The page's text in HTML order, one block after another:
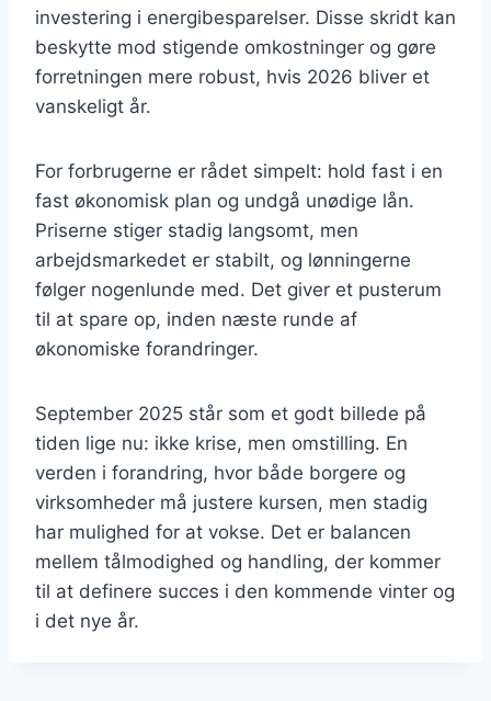
investering i energibesparelser. Disse skridt kan
beskytte mod stigende omkostninger og gøre
forretningen mere robust, hvis 2026 bliver et
vanskeligt år.
For forbrugerne er rådet simpelt: hold fast i en
fast økonomisk plan og undgå unødige lån.
Priserne stiger stadig langsomt, men
arbejdsmarkedet er stabilt, og lønningerne
følger nogenlunde med. Det giver et pusterum
til at spare op, inden næste runde af
økonomiske forandringer.
September 2025 står som et godt billede på
tiden lige nu: ikke krise, men omstilling. En
verden i forandring, hvor både borgere og
virksomheder må justere kursen, men stadig
har mulighed for at vokse. Det er balancen
mellem tålmodighed og handling, der kommer
til at definere succes i den kommende vinter og
i det nye år.